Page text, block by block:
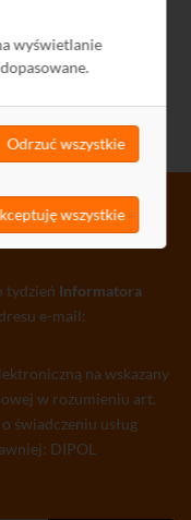
wyświetlanie
Odrzuć wszystkie
wszystkie
WLAN
tydzień Informatora
e-mail:
na wskazany
w rozumieniu art.
świadczeniu usług
DIPOL